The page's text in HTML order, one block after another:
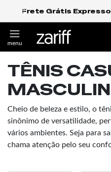
Frete Grátis Expresso
TÊNIS
Cheio de beleza e estilo, o
sinônimo de versatilidade,
vários ambientes. Seja para
chama atenção pelo seu